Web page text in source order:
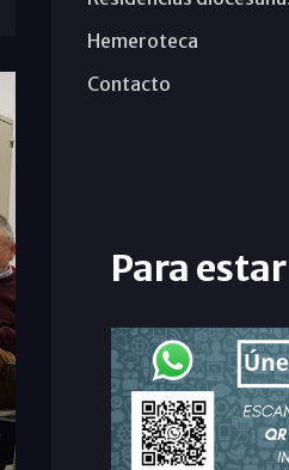
Hemeroteca
Contacto
Para